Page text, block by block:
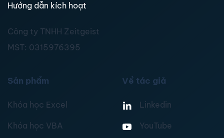
Hướng dẫn kích hoạt
Công ty TNHH Zeitgeist
MST: 0315976395
Sản phẩm
Khóa học Excel
Khóa học VBA
Về tác giả
Linkedin
YouTube